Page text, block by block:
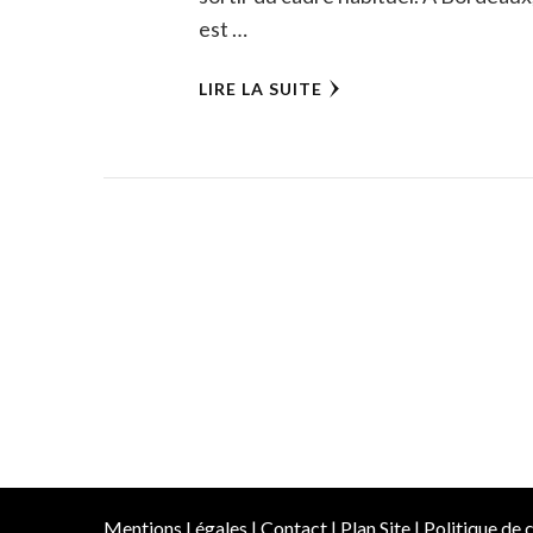
est …
LIRE LA SUITE
Mentions Légales | Contact | Plan Site | Politique de